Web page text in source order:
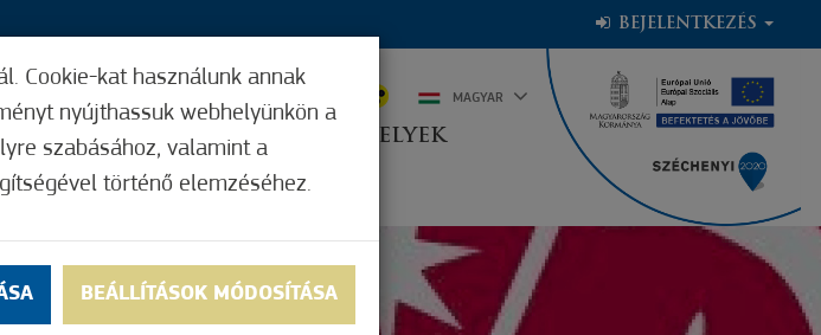
BEJELENTKEZÉS
FUNKCIÓK
ELFOGADÓHELYEK
MAGYAR
Nem értékelt
Cookie-kat használunk annak
nyújthassuk webhelyünkön a
szabásához, valamint a
történő elemzéséhez.
BEÁLLÍTÁSOK MÓDOSÍTÁSA